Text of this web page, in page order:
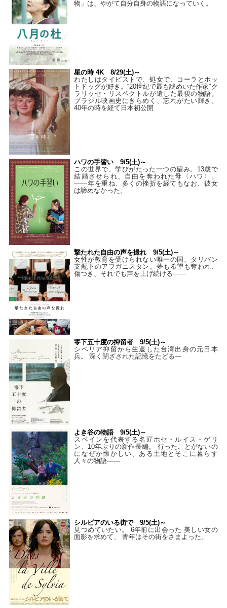
物」は、やがて自分自身の物語になっていく。
星の時 4K 8/29(土)～
わたしはタイピストで、処⼥で、コーラとホッ
トドッグが好き。“20世紀で最も謎めいた作家”ク
ラリッセ・リスペクトルが遺した最後の物語。
ブラジル映画史にきらめく、忘れがたい輝き。
40年の時を経て⽇本初公開
ハワの手習い 9/5(土)～
この世界で、学びがたった一つの望み。13歳で
結婚させられ、自由を奪われた母〈ハワ〉。
——年を重ね、多くの挫折を経てもなお、彼女
は諦めなかった。
撃たれた自由の声を撮れ 9/5(土)～
女性が教育を受けられない唯一の国、タリバン
支配下のアフガニスタン。夢も希望も奪われ、
傷つき、それでも声を上げ続ける——
零下五十度の抑留者 9/5(土)～
シベリア抑留から生還した台湾出身の元日本
兵。 深く閉ざされた記憶をたどる—
よき谷の物語 9/5(土)～
スペインを代表する名匠ホセ・ルイス・ゲリ
ン、10年ぶりの新作長編。 行ったことがないの
になぜか懐かしい、ある土地とそこに暮らす
人々の物語――
シルビアのいる街で 9/5(土)～
見つめていたい。 6年前に出会った 美しい女の
面影を求めて、 青年はその街をさまよった。